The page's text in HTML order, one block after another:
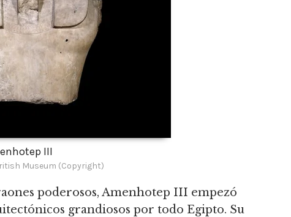
III
Museum (Copyright)
poderosos, Amenhotep III empezó
grandiosos por todo Egipto. Su